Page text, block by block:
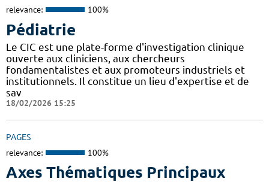
relevance: 100%
Pédiatrie
Le CIC est une plate-forme d'investigation clinique
ouverte aux cliniciens, aux chercheurs
fondamentalistes et aux promoteurs industriels et
institutionnels. Il constitue un lieu d'expertise et de
sav
18/02/2026 15:25
PAGES
relevance: 100%
Axes Thématiques Principaux